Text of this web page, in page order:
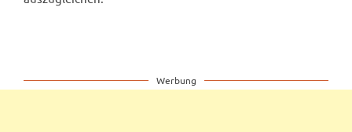
Werbung